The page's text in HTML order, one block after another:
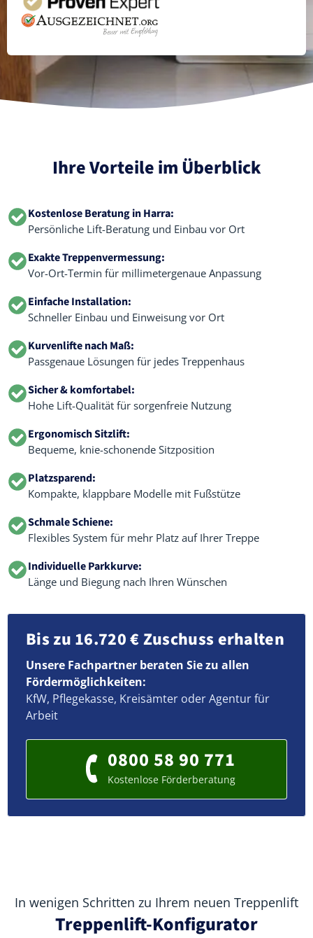
Ihre Vorteile im Überblick
Kostenlose Beratung in Harra:
Persönliche Lift-Beratung und Einbau vor Ort
Exakte Treppenvermessung:
Vor-Ort-Termin für millimetergenaue Anpassung
Einfache Installation:
Schneller Einbau und Einweisung vor Ort
Kurvenlifte nach Maß:
Passgenaue Lösungen für jedes Treppenhaus
Sicher & komfortabel:
Hohe Lift-Qualität für sorgenfreie Nutzung
Ergonomisch Sitzlift:
Bequeme, knie-schonende Sitzposition
Platzsparend:
Kompakte, klappbare Modelle mit Fußstütze
Schmale Schiene:
Flexibles System für mehr Platz auf Ihrer Treppe
Individuelle Parkkurve:
Länge und Biegung nach Ihren Wünschen
Bis zu 16.720 € Zuschuss erhalten
Unsere Fachpartner beraten Sie zu allen
Fördermöglichkeiten:
KfW, Pflegekasse, Kreisämter oder Agentur für
Arbeit
0800 58 90 771
Kostenlose Förderberatung
In wenigen Schritten zu Ihrem neuen Treppenlift
Treppenlift-Konfigurator